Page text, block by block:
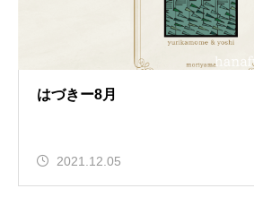
はづきー8月
2021.12.05